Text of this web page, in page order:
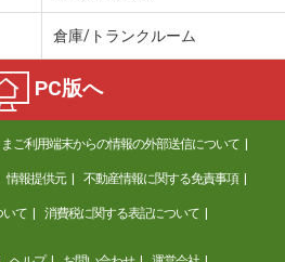
4.90万円
山口県下関市彦島迫町１
46.06m²
1LDK
倉庫/トランクルーム
PC版へ
ご利用端末からの情報の外部送信について
情報提供元 不動産情報に関する免責事項
いて 消費税に関する表記について